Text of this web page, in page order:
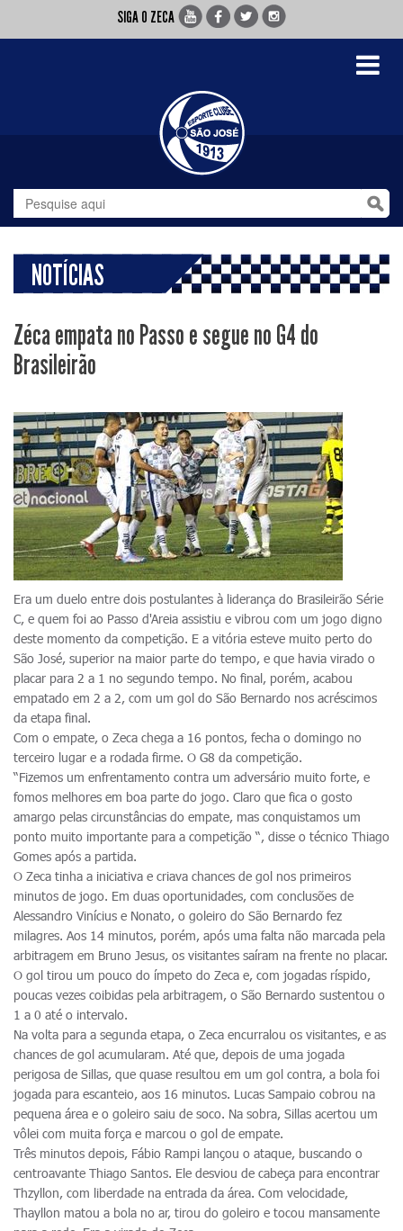
SIGA O ZECA
Toggle
NOTÍCIAS
Zéca empata no Passo e segue no G4 do
Brasileirão
Era um duelo entre dois postulantes à liderança do Brasileirão Série
C, e quem foi ao Passo d'Areia assistiu e vibrou com um jogo digno
deste momento da competição. E a vitória esteve muito perto do
São José, superior na maior parte do tempo, e que havia virado o
placar para 2 a 1 no segundo tempo. No final, porém, acabou
empatado em 2 a 2, com um gol do São Bernardo nos acréscimos
da etapa final.
Com o empate, o Zeca chega a 16 pontos, fecha o domingo no
terceiro lugar e a rodada firme. O G8 da competição.
“Fizemos um enfrentamento contra um adversário muito forte, e
fomos melhores em boa parte do jogo. Claro que fica o gosto
amargo pelas circunstâncias do empate, mas conquistamos um
ponto muito importante para a competição “, disse o técnico Thiago
Gomes após a partida.
O Zeca tinha a iniciativa e criava chances de gol nos primeiros
minutos de jogo. Em duas oportunidades, com conclusões de
Alessandro Vinícius e Nonato, o goleiro do São Bernardo fez
milagres. Aos 14 minutos, porém, após uma falta não marcada pela
arbitragem em Bruno Jesus, os visitantes saíram na frente no placar.
O gol tirou um pouco do ímpeto do Zeca e, com jogadas ríspido,
poucas vezes coibidas pela arbitragem, o São Bernardo sustentou o
1 a 0 até o intervalo.
Na volta para a segunda etapa, o Zeca encurralou os visitantes, e as
chances de gol acumularam. Até que, depois de uma jogada
perigosa de Sillas, que quase resultou em um gol contra, a bola foi
jogada para escanteio, aos 16 minutos. Lucas Sampaio cobrou na
pequena área e o goleiro saiu de soco. Na sobra, Sillas acertou um
vôlei com muita força e marcou o gol de empate.
Três minutos depois, Fábio Rampi lançou o ataque, buscando o
centroavante Thiago Santos. Ele desviou de cabeça para encontrar
Thzyllon, com liberdade na entrada da área. Com velocidade,
Thayllon matou a bola no ar, tirou do goleiro e tocou mansamente